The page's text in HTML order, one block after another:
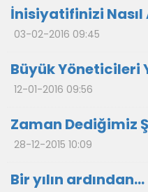
İnisiyatifinizi Nasıl
03-02-2016 09:45
Büyük Yöneticileri
12-01-2016 09:56
Zaman Dediğimiz
28-12-2015 10:09
Bir yılın ardından…